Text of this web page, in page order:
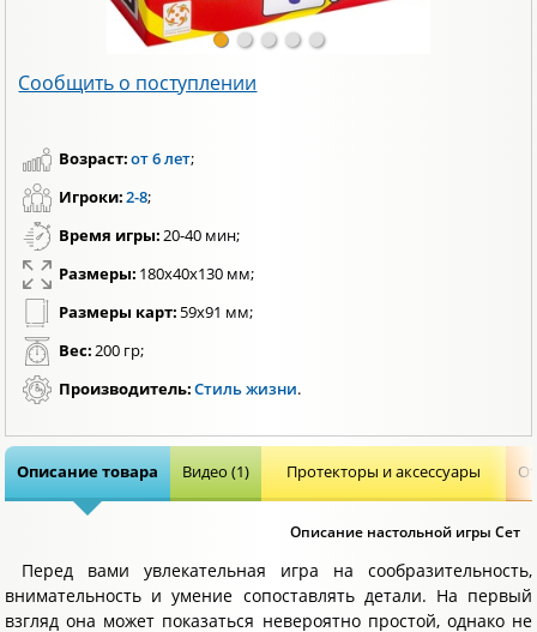
Сообщить о поступлении
Возраст:от 6 лет;
Игроки:2-8;
Время игры:20-40 мин;
Размеры: 180x40x130 мм;
Размеры карт: 59х91 мм;
Вес:200 гр;
Производитель:Стиль жизни.
Описание товара Видео (1) Протекторы и аксессуары
Описание настольной игры Сет
Перед вами увлекательная игра на сообразительность,
внимательность и умение сопоставлять детали. На первый
взгляд она может показаться невероятно простой, однако не